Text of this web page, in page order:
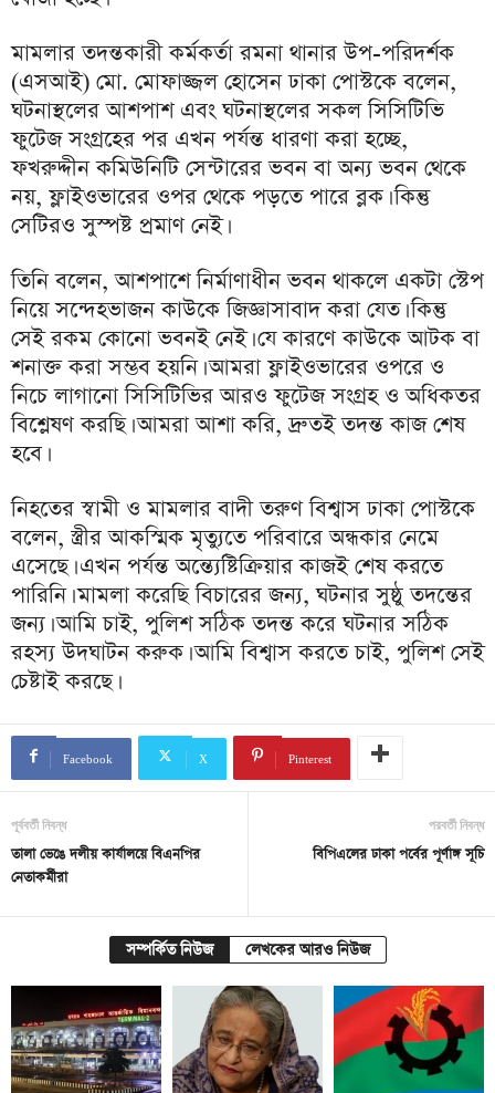
মামলার তদন্তকারী কর্মকর্তা রমনা থানার উপ-পরিদর্শক
(এসআই) মো. মোফাজ্জল হোসেন ঢাকা পোস্টকে বলেন,
ঘটনাস্থলের আশপাশ এবং ঘটনাস্থলের সকল সিসিটিভি
ফুটেজ সংগ্রহের পর এখন পর্যন্ত ধারণা করা হচ্ছে,
ফখরুদ্দীন কমিউনিটি সেন্টারের ভবন বা অন্য ভবন থেকে
নয়, ফ্লাইওভারের ওপর থেকে পড়তে পারে ব্লক। কিন্তু
সেটিরও সুস্পষ্ট প্রমাণ নেই।
তিনি বলেন, আশপাশে নির্মাণাধীন ভবন থাকলে একটা স্টেপ
নিয়ে সন্দেহভাজন কাউকে জিজ্ঞাসাবাদ করা যেত। কিন্তু
সেই রকম কোনো ভবনই নেই। যে কারণে কাউকে আটক বা
শনাক্ত করা সম্ভব হয়নি। আমরা ফ্লাইওভারের ওপরে ও
নিচে লাগানো সিসিটিভির আরও ফুটেজ সংগ্রহ ও অধিকতর
বিশ্লেষণ করছি। আমরা আশা করি, দ্রুতই তদন্ত কাজ শেষ
হবে।
নিহতের স্বামী ও মামলার বাদী তরুণ বিশ্বাস ঢাকা পোস্টকে
বলেন, স্ত্রীর আকস্মিক মৃত্যুতে পরিবারে অন্ধকার নেমে
এসেছে। এখন পর্যন্ত অন্ত্যেষ্টিক্রিয়ার কাজই শেষ করতে
পারিনি। মামলা করেছি বিচারের জন্য, ঘটনার সুষ্ঠু তদন্তের
জন্য। আমি চাই, পুলিশ সঠিক তদন্ত করে ঘটনার সঠিক
রহস্য উদঘাটন করুক। আমি বিশ্বাস করতে চাই, পুলিশ সেই
চেষ্টাই করছে।
Facebook X Pinterest
পূর্ববর্তী নিবন্ধ
তালা ভেঙে দলীয় কার্যালয়ে বিএনপির
নেতাকর্মীরা
পরবর্তী নিবন্ধ
বিপিএলের ঢাকা পর্বের পূর্ণাঙ্গ সূচি
সম্পর্কিত নিউজ লেখকের আরও নিউজ